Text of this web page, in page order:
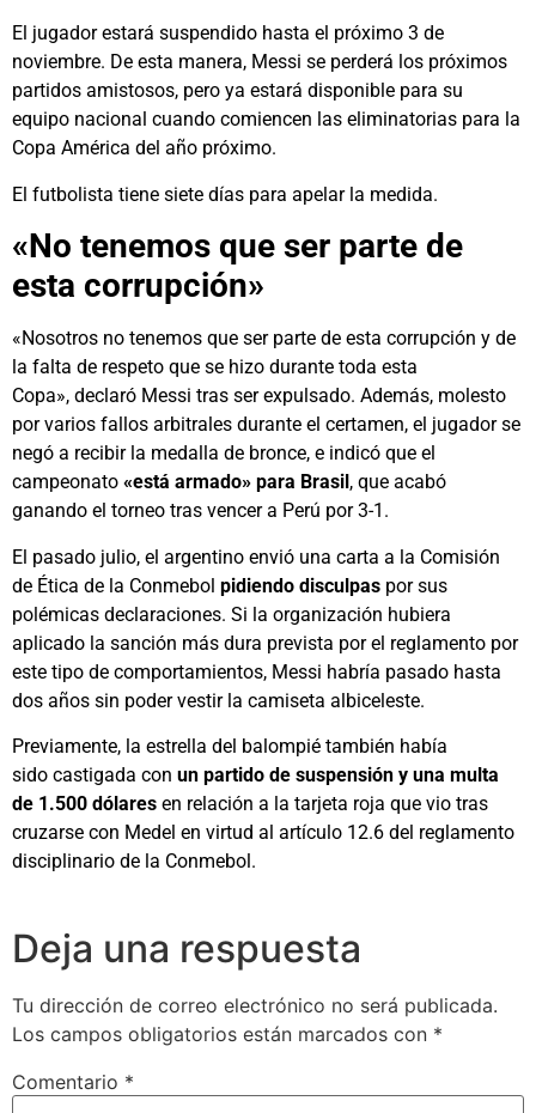
El jugador estará suspendido hasta el próximo 3 de
noviembre. De esta manera, Messi se perderá los próximos
partidos amistosos, pero ya estará disponible para su
equipo nacional cuando comiencen las eliminatorias para la
Copa América del año próximo.
El futbolista tiene siete días para apelar la medida.
«No tenemos que ser parte de
esta corrupción»
«Nosotros no tenemos que ser parte de esta corrupción y de
la falta de respeto que se hizo durante toda esta
Copa», declaró Messi tras ser expulsado. Además, molesto
por varios fallos arbitrales durante el certamen, el jugador se
negó a recibir la medalla de bronce, e indicó que el
campeonato «está armado» para Brasil , que acabó
ganando el torneo tras vencer a Perú por 3-1.
El pasado julio, el argentino envió una carta a la Comisión
de Ética de la Conmebol pidiendo disculpas por sus
polémicas declaraciones. Si la organización hubiera
aplicado la sanción más dura prevista por el reglamento por
este tipo de comportamientos, Messi habría pasado hasta
dos años sin poder vestir la camiseta albiceleste.
Previamente, la estrella del balompié también había
sido castigada con un partido de suspensión y una multa
de 1.500 dólares en relación a la tarjeta roja que vio tras
cruzarse con Medel en virtud al artículo 12.6 del reglamento
disciplinario de la Conmebol.
Deja una respuesta
Tu dirección de correo electrónico no será publicada.
Los campos obligatorios están marcados con *
Comentario *